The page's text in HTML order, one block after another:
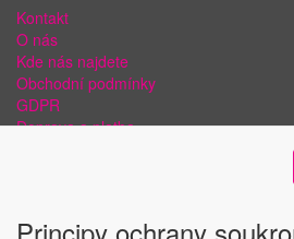
Kontakt
O nás
Kde nás najdete
Obchodní podmínky
GDPR
Doprava a platba